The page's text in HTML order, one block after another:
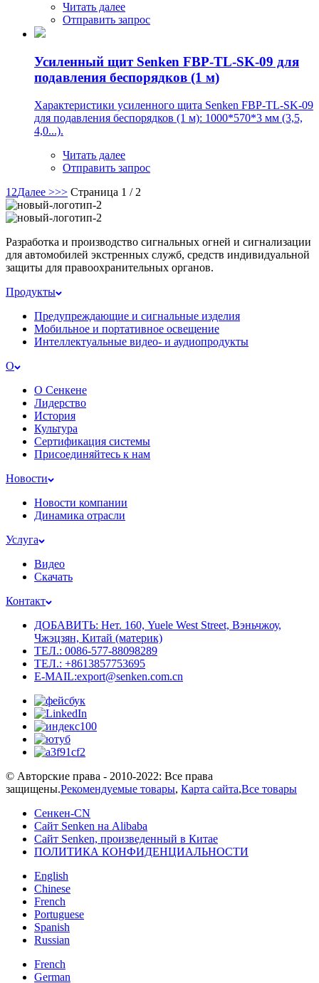
Читать далее
Отправить запрос
Усиленный щит Senken FBP-TL-SK-09 для
подавления беспорядков (1 м)
Характеристики усиленного щита Senken FBP-TL-SK-09
для подавления беспорядков (1 м): 1000*570*3 мм (3,5,
4,0...).
Читать далее
Отправить запрос
1 2Далее >>> Страница 1 / 2
Разработка и производство сигнальных огней и сигнализации
для автомобилей экстренных служб, средств индивидуальной
защиты для правоохранительных органов.
Продукты
Предупреждающие и сигнальные изделия
Мобильное и портативное освещение
Интеллектуальные видео- и аудиопродукты
О
О Сенкене
Лидерство
История
Культура
Сертификация системы
Присоединяйтесь к нам
Новости
Новости компании
Динамика отрасли
Услуга
Видео
Скачать
Контакт
ДОБАВИТЬ: Нет. 160, Yuele West Street, Вэньчжоу,
Чжэцзян, Китай (материк)
ТЕЛ.: 0086-577-88098289
ТЕЛ.: +8613857753695
E-MAIL:export@senken.com.cn
© Авторские права - 2010-2022: Все права
защищены.Рекомендуемые товары, Карта сайта,Все товары
Сенкен-CN
Сайт Senken на Alibaba
Сайт Senken, произведенный в Китае
ПОЛИТИКА КОНФИДЕНЦИАЛЬНОСТИ
English
Chinese
French
Portuguese
Spanish
Russian
French
German